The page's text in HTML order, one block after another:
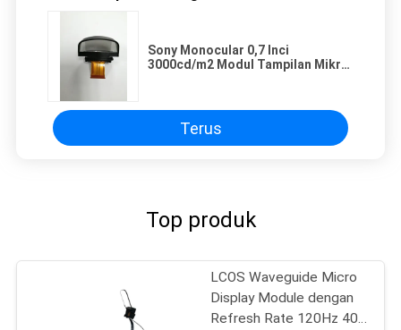
Sony Monocular 0,7 Inci
3000cd/m2 Modul Tampilan Mikro
Terus
Top produk
LCOS Waveguide Micro
Display Module dengan
Refresh Rate 120Hz 40°